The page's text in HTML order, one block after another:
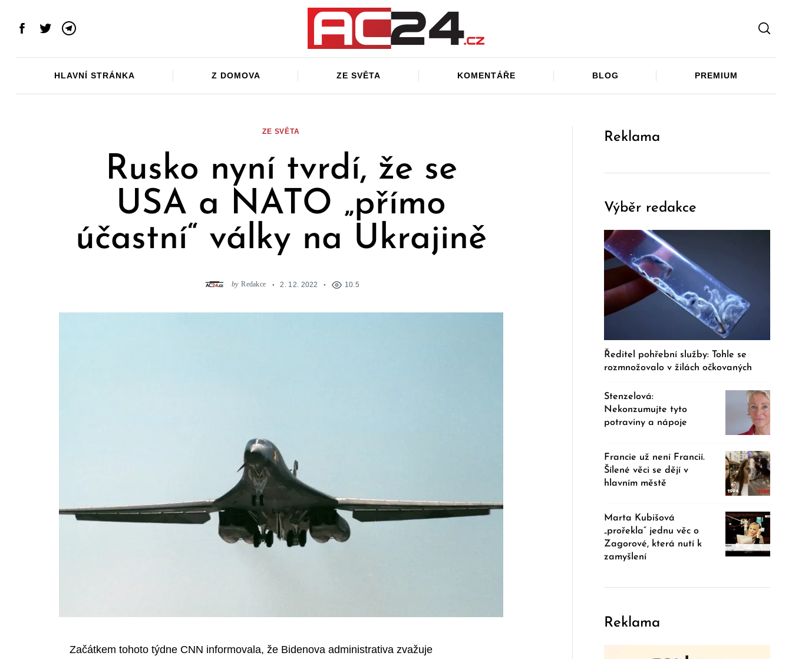
Facebook
TwitterTelegram
HLAVNÍ STRÁNKA Z DOMOVA ZE SVĚTA KOMENTÁŘE BLOG PREMIUM
ZE SVĚTA
Rusko nyní tvrdí, že se
USA a NATO „přímo
účastní“ války na Ukrajině
by Redakce 2. 12. 2022 10.5
Začátkem tohoto týdne CNN informovala, že Bidenova administrativa zvažuje
Reklama
Výběr redakce
Ředitel pohřební služby: Tohle se
rozmnožovalo v žilách očkovaných
Stenzelová:
Nekonzumujte tyto
potraviny a nápoje
Francie už není Francií.
Šílené věci se dějí v
hlavním městě
Marta Kubišová
„prořekla“ jednu věc o
Zagorové, která nutí k
zamyšlení
Reklama